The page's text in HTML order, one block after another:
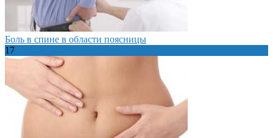
Боль в спине в области поясницы
17